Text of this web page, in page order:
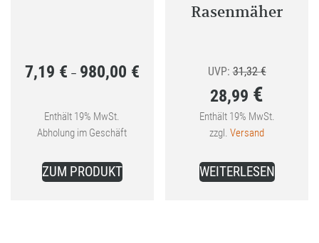
7,19 € – 980,00 €Preisspanne:
Enthält 19% MwSt.
Abholung im Geschäft
ZUM PRODUKTProdukt
Rasenmäher
UVP: 31,32€
war:
28,99 €
Aktueller
Preis
ist:
28,99 €.
Enthält 19% MwSt.
zzgl.Versand
WEITERLESEN